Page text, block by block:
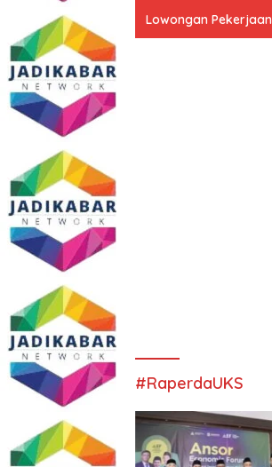
Lowongan Pekerjaan
#RaperdaUKS